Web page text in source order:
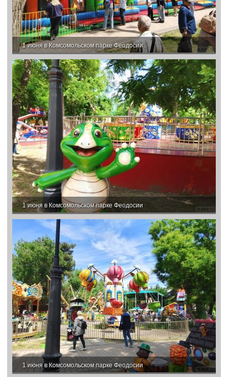
1 июня в Комсомольском парке Феодосии
1 июня в Комсомольском парке Феодосии
1 июня в Комсомольском парке Феодосии